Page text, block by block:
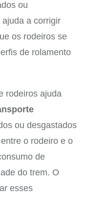
ou
a corrigir
os rodeiros se
de rolamento
rodeiros ajuda
ou desgastados
o rodeiro e o
de
do trem. O
esses